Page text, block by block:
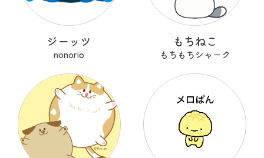
ジーッツ
nonorio
もちねこ
もちもちシャーク